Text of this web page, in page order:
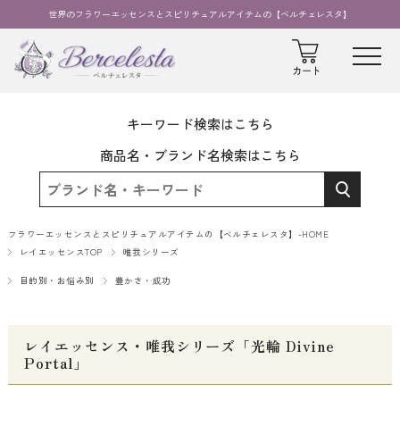
世界のフラワーエッセンスとスピリチュアルアイテムの【ベルチェレスタ】
キーワード検索はこちら
商品名・ブランド名検索はこちら
フラワーエッセンスとスピリチュアルアイテムの【ベルチェレスタ】-HOME
レイエッセンスTOP
唯我シリーズ
目的別・お悩み別 豊かさ・成功
レイエッセンス・唯我シリーズ「光輪 Divine
Portal」